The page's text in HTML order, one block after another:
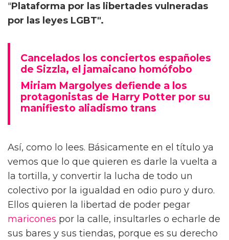
"Plataforma por las libertades vulneradas
por las leyes LGBT".
Cancelados los conciertos españoles
de Sizzla, el jamaicano homófobo
Miriam Margolyes defiende a los
protagonistas de Harry Potter por su
manifiesto aliadismo trans
Así, como lo lees. Básicamente en el título ya
vemos que lo que quieren es darle la vuelta a
la tortilla, y convertir la lucha de todo un
colectivo por la igualdad en odio puro y duro.
Ellos quieren la libertad de poder pegar
maricones por la calle, insultarles o echarle de
sus bares y sus tiendas, porque es su derecho